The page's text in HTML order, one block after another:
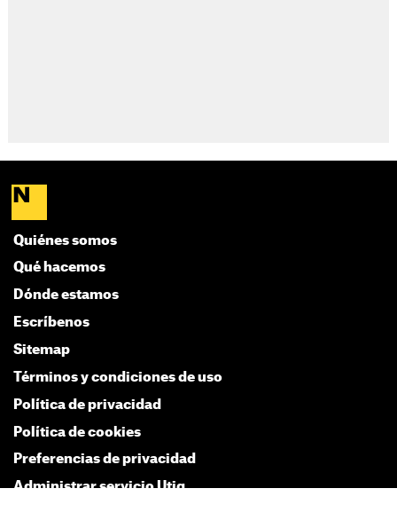
Quiénes somos
Qué hacemos
Dónde estamos
Escríbenos
Sitemap
Términos y condiciones de uso
Política de privacidad
Política de cookies
Preferencias de privacidad
Administrar servicio Utiq